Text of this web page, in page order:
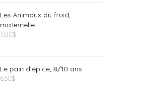
Les Animaux du froid,
maternelle
7.00$
Le pain d'épice, 8/10 ans
6.50$